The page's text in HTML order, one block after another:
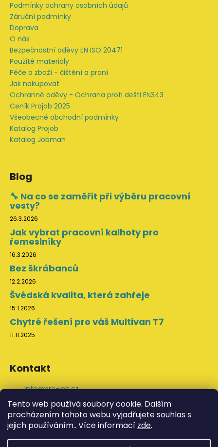
Tento web používá soubory cookie. Dalším
procházením tohoto webu vyjadřujete souhlas s
jejich používáním.. Více informací zde.
Podmínky ochrany osobních údajů
Záruční podmínky
Doprava
O nás
Bezpečnostní oděvy EN ISO 20471
Použité materiály
Péče o zboží - čištění a praní
Jak nakupovat
Ochranné oděvy - Ochrana proti dešti EN343
Ceník Projob 2025
Všeobecné obchodní podmínky
Katalog Projob
Katalog Jobman
Blog
🔧 Na co se zaměřit při výběru pracovní
vesty?
26.3.2026
Jak vybrat pracovní kalhoty pro
řemeslníky
16.3.2026
Bez škrábanců
12.2.2026
Švédská kvalita, která zahřeje
15.1.2026
Chytré řešení pro váš Multivan T7
11.11.2025
Kontakt
info@pro-job.cz
+420 776 202 043
ProJob na Facebooku
svedskeodevy